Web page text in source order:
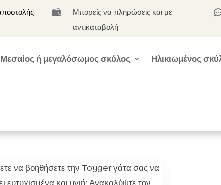

Μπορείς να πληρώσεις και με
αντικαταβολή
Μεσαίος ή μεγαλόσωμος σκύλος Ηλικιωμένος
να βοηθήσετε την Toyger γάτα σας να
ευτυχισμένα και υγιή; Ανακαλύψτε τον